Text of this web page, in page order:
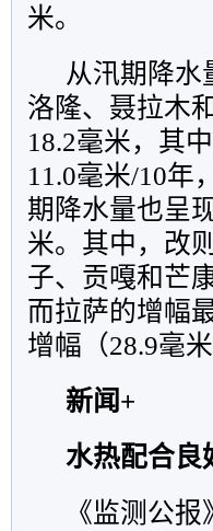
米。
从汛期降水
洛隆、聂拉木
18.2毫米，其
11.0毫米/10年
期降水量也呈
米。其中，改
子、贡嘎和芒
而拉萨的增幅
增幅（28.9毫
新闻+
水热配合良
《监测公